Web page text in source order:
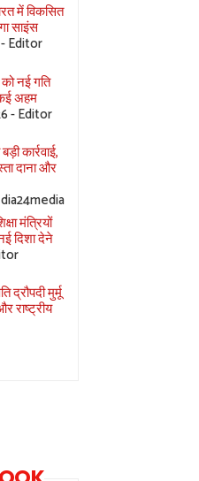
में विकसित
साइंस
- Editor
नई गति
अहम
- Editor
कार्रवाई,
दाना और
मंत्रियों
दिशा देने
द्रौपदी मुर्मू
राष्ट्रीय